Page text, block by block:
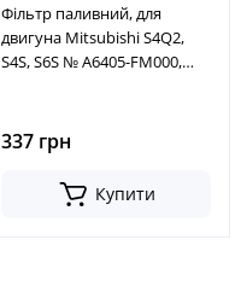
Фільтр паливний, для
двигуна Mitsubishi S4Q2,
S4S, S6S № A6405-FM000,
337 грн
Купити